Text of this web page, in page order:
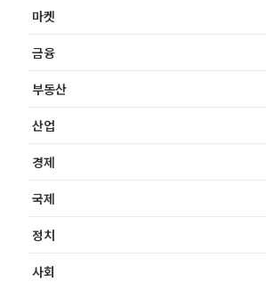
마켓
금융
부동산
산업
경제
국제
정치
사회